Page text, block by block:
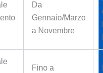
Da
Gennaio/Marzo
a Novembre
Fino a